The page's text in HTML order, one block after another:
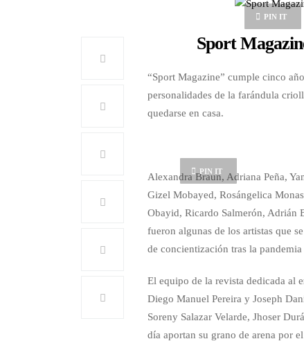
PIN IT
Sport
“Sport Magazine” cumple cinco
personalidades de la farándula
quedarse en casa.
PIN IT
Alexandra Braun, Adriana Peña,
Gizel Mobayed, Rosángelica
Obayid, Ricardo Salmerón, Adrián
fueron algunas de los artistas que
de concientización tras la
El equipo de la revista dedicada al
Diego Manuel Pereira y Joseph
Soreny Salazar Velarde, Jhoser
día aportan su grano de arena por